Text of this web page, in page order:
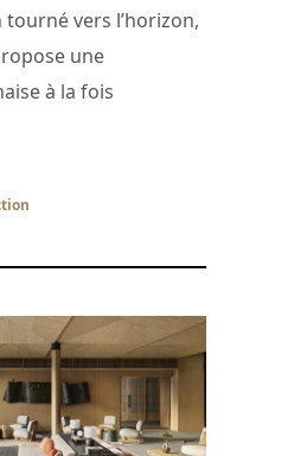
vers l’horizon,
une
à la fois